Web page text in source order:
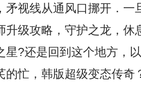
矛视线从通风口挪开．一
升级攻略，守护之龙，休
星?还是回到这个地方，
的忙，韩版超级变态传奇